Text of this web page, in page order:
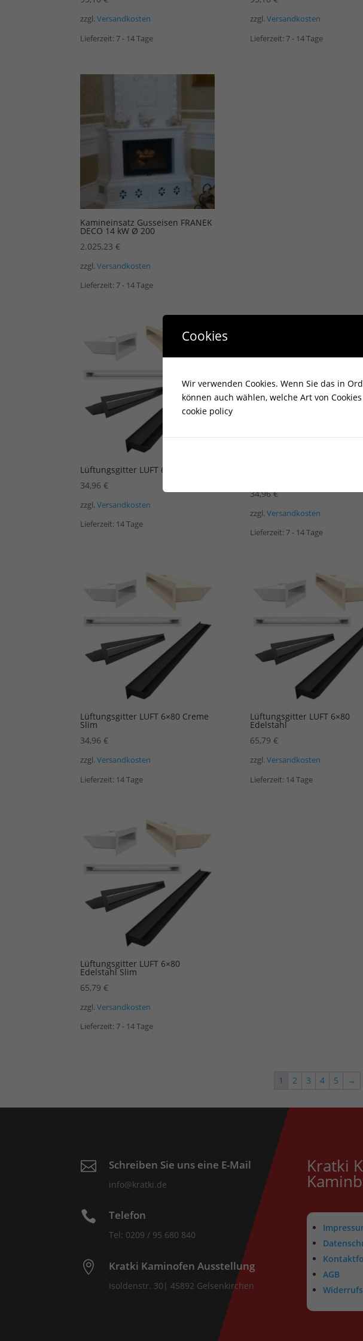
zzgl.Versandkosten
Lieferzeit:7 - 14 Tage
zzgl. Versandkosten
Lieferzeit: 7 - 14 Tage
Kamineinsatz Gusseisen FRANEK
DECO 14 kW Ø 200
2.025,23€
zzgl.Versandkosten
Lieferzeit:7 - 14 Tage
Lüftungsgitter LUFT 6×80 Creme
34,96€
zzgl.Versandkosten
Lieferzeit: 14 Tage
34,96€
zzgl. Versandkosten
Lieferzeit: 7 - 14 Tage
Lüftungsgitter LUFT 6×80 Creme
Slim
34,96€
zzgl.Versandkosten
Lieferzeit: 14 Tage
Lüftungsgitter LUFT 6×80
Edelstahl
65,79 €
zzgl. Versandkosten
Lieferzeit: 14 Tage
Lüftungsgitter LUFT 6×80
Edelstahl Slim
65,79€
zzgl.Versandkosten
Lieferzeit:7 - 14 Tage
1 2 3 4 5 →
 Schreiben Sie uns eine E-Mail
info@kratki.de
 Telefon
Tel: 0209 / 95 680 840
 Kratki Kaminofen Ausstellung
Isoldenstr. 30| 45892 Gelsenkirchen
Kratki
AGB
Cookies
Wir verwenden Cookies. Wenn Sie das in
können auch wählen, welche Art von
cookie policy